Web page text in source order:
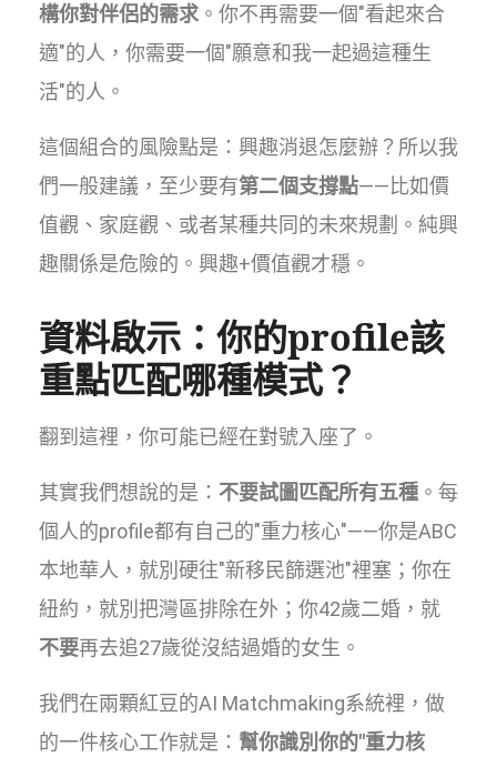
構你對伴侶的需求 。你不再需要一個"看起來合
適"的人，你需要一個"願意和我一起過這種生
活"的人。
這個組合的風險點是：興趣消退怎麼辦？所以我
們一般建議，至少要有第二個支撐點——比如價
值觀、家庭觀、或者某種共同的未來規劃。純興
趣關係是危險的。興趣+價值觀才穩。
資料啟示：你的profile該
重點匹配哪種模式？
翻到這裡，你可能已經在對號入座了。
其實我們想說的是： 不要試圖匹配所有五種 。每
個人的profile都有自己的"重力核心"——你是ABC
本地華人，就別硬往"新移民篩選池"裡塞；你在
紐約，就別把灣區排除在外；你42歲二婚，就
不要再去追27歲從沒結過婚的女生。
我們在兩顆紅豆的AI Matchmaking系統裡，做
的一件核心工作就是： 幫你識別你的"重力核